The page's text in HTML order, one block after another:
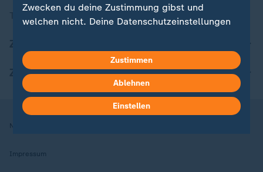
Themen im Überblick
ZDFheute Apps
Nutzungsbedingungen
Impressum
Zwecken du deine Zustimmung gibst und
welchen nicht. Deine Datenschutzeinstellungen
in deinen Einstellungen widerrufen oder ändern.
Hier findest du das Impressum.
Weitere Informationen findest du in unserer
Datenschutzerklärung.
Zustimmen
Ablehnen
Einstellen